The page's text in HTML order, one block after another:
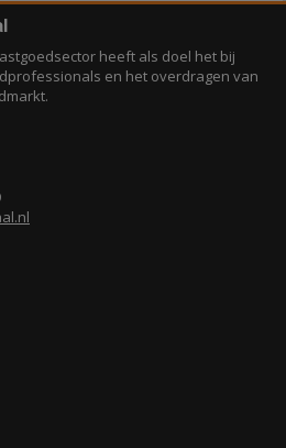
heeft als doel het bij
en het overdragen van